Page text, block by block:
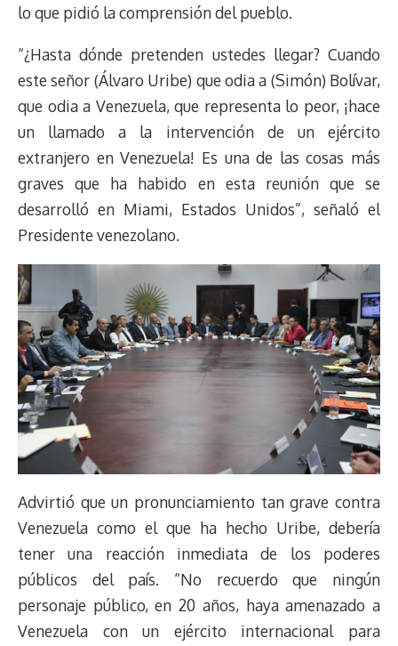
lo que pidió la comprensión del pueblo.
“¿Hasta dónde pretenden ustedes llegar? Cuando
este señor (Álvaro Uribe) que odia a (Simón) Bolívar,
que odia a Venezuela, que representa lo peor, ¡hace
un llamado a la intervención de un ejército
extranjero en Venezuela! Es una de las cosas más
graves que ha habido en esta reunión que se
desarrolló en Miami, Estados Unidos”, señaló el
Presidente venezolano.
Advirtió que un pronunciamiento tan grave contra
Venezuela como el que ha hecho Uribe, debería
tener una reacción inmediata de los poderes
públicos del país. “No recuerdo que ningún
personaje público, en 20 años, haya amenazado a
Venezuela con un ejército internacional para